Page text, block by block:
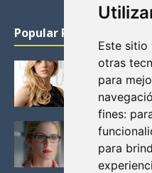
Este
otras
para
fines:
para
Popular Posts
KATHERYN
VIKINGOS
Junio 14, 2013
FELICITY
MAS BONITAS
Noviembre 30,